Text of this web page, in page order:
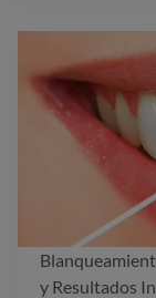
y Resultados